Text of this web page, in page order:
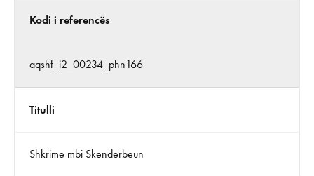
Kodi i referencës
aqshf_i2_00234_phn166
Titulli
Shkrime mbi Skenderbeun